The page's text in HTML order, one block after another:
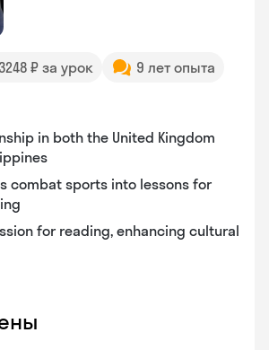
₽ за урок
9 лет опыта
in both the United Kingdom
combat sports into lessons for
for reading, enhancing cultural